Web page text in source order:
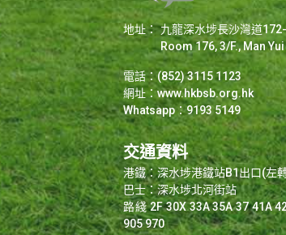
地址： 九龍深水埗長沙灣道
Room 176, 3/F., Man
電話：(852) 3115 1123
網址：www.hkbsb.org.hk
Whatsapp：9193 5149
交通資料
港鐵：深水埗港鐵站B1出口(左
巴士：深水埗北河街站
路綫 2F 30X 33A 35A 37 41A
905 970